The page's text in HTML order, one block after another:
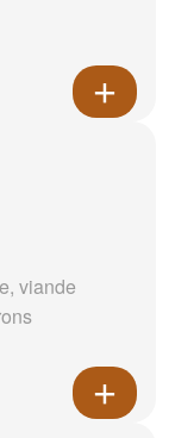
viande